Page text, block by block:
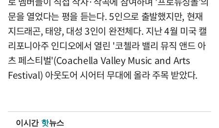
문을 열었다는 평을 듣는다. 5인으로 출발했지만, 현재
지드래곤, 태양, 대성 3인이 완전체다. 지난 4월 미국 캘
리포니아주 인디오에서 열린 '코첼라 밸리 뮤직 앤드 아
츠 페스티벌'(Coachella Valley Music and Arts
Festival) 아웃도어 시어터 무대에 올라 주목 받았다.
이시간 핫뉴스